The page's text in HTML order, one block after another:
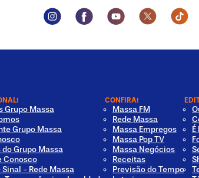
Instagram Social Media
Facebook Social Media
Youtube Social
Twitter
Grupo Massa
Grupo Massa
Grupo Massa
Conosco
Sinal - Rede Massa
CONFIRA!
Massa FM
Rede Massa
Massa Empregos
Massa Pop TV
Massa Negócios
Receitas
Previsão do Tempo